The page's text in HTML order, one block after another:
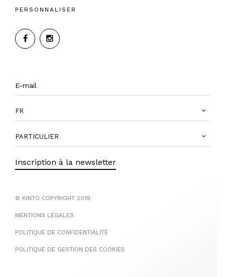
PERSONNALISER
FR
PARTICULIER
Inscription à la newsletter
© KINTO COPYRIGHT 2019
MENTIONS LÉGALES
POLITIQUE DE CONFIDENTIALITÉ
POLITIQUE DE GESTION DES COOKIES